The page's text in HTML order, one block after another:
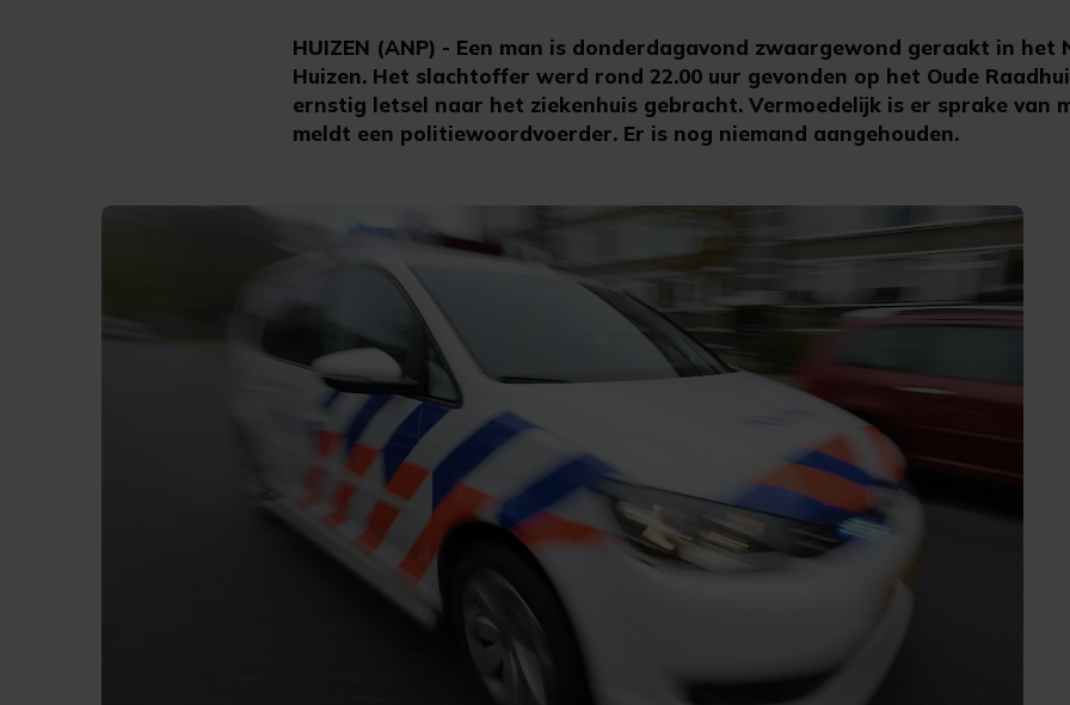
HUIZEN (ANP) - Een man is donderdagavond zwaargewond geraakt in het
Huizen. Het slachtoffer werd rond 22.00 uur gevonden op het Oude
ernstig letsel naar het ziekenhuis gebracht. Vermoedelijk is er sprake van
meldt een politiewoordvoerder. Er is nog niemand aangehouden.